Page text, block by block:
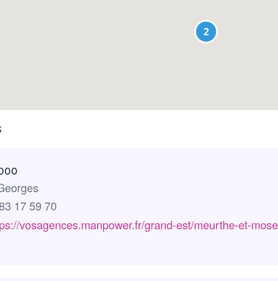
17 59 70
vosagences.manpower.fr/grand-est/meurthe-et-